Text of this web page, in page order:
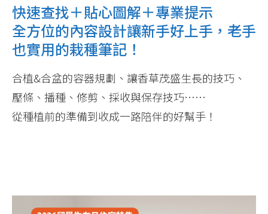
快速查找＋貼心圖解＋專業提示
全方位的內容設計讓新手好上手，老手
也實用的栽種筆記！
合植&合盆的容器規劃、讓香草茂盛生長的技巧、
壓條、播種、修剪、採收與保存技巧……
從種植前的準備到收成一路陪伴的好幫手！